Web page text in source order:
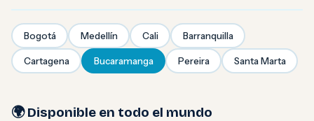
Bogotá Medellín Cali Barranquilla
Cartagena Bucaramanga Pereira Santa Marta
🌍 Disponible en todo el mundo